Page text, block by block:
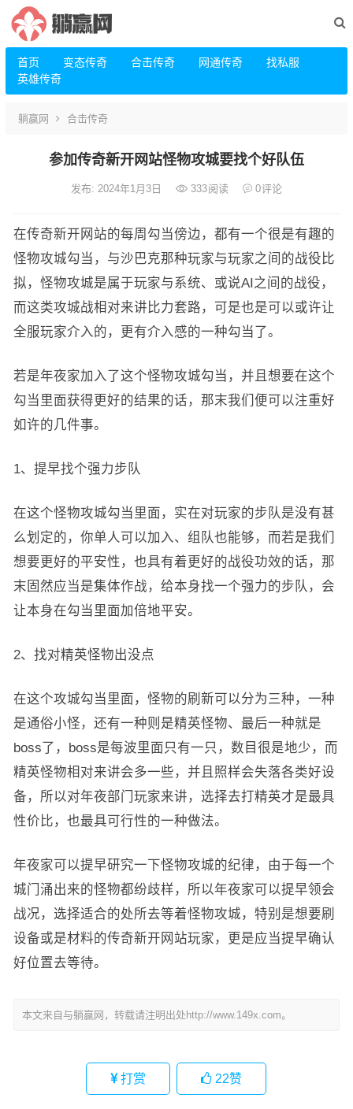
首页 变态传奇 合击传奇 网通传奇
找私服
英雄传奇
躺赢网 合击传奇
参加传奇新开网站怪物攻城要找个好队伍
发布: 2024年1月3日 333阅读 0评论
在传奇新开网站的每周勾当傍边，都有一个很是有趣的
怪物攻城勾当，与沙巴克那种玩家与玩家之间的战役比
拟，怪物攻城是属于玩家与系统、或说AI之间的战役，
而这类攻城战相对来讲比力套路，可是也是可以或许让
全服玩家介入的，更有介入感的一种勾当了。
若是年夜家加入了这个怪物攻城勾当，并且想要在这个
勾当里面获得更好的结果的话，那末我们便可以注重好
如许的几件事。
1、提早找个强力步队
在这个怪物攻城勾当里面，实在对玩家的步队是没有甚
么划定的，你单人可以加入、组队也能够，而若是我们
想要更好的平安性，也具有着更好的战役功效的话，那
末固然应当是集体作战，给本身找一个强力的步队，会
让本身在勾当里面加倍地平安。
2、找对精英怪物出没点
在这个攻城勾当里面，怪物的刷新可以分为三种，一种
是通俗小怪，还有一种则是精英怪物、最后一种就是
boss了，boss是每波里面只有一只，数目很是地少，而
精英怪物相对来讲会多一些，并且照样会失落各类好设
备，所以对年夜部门玩家来讲，选择去打精英才是最具
性价比，也最具可行性的一种做法。
年夜家可以提早研究一下怪物攻城的纪律，由于每一个
城门涌出来的怪物都纷歧样，所以年夜家可以提早领会
战况，选择适合的处所去等着怪物攻城，特别是想要刷
设备或是材料的传奇新开网站玩家，更是应当提早确认
好位置去等待。
本文来自与躺赢网，转载请注明出处http://www.149x.com。
打赏 22赞